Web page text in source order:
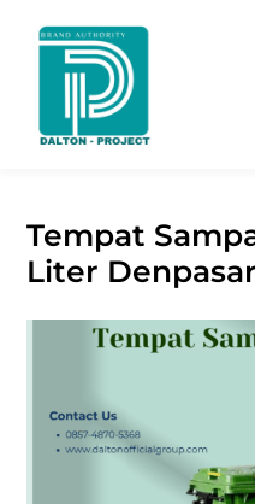
Tempat
Liter Denpasar